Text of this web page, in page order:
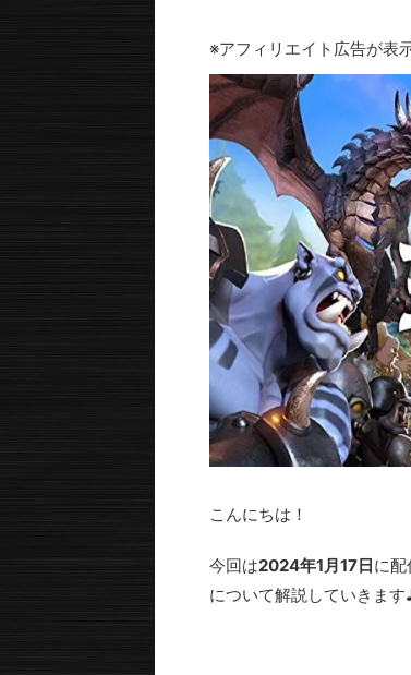
※アフィリエイト広告が表
こんにちは！
今回は2024年1月17日に
について解説していきます